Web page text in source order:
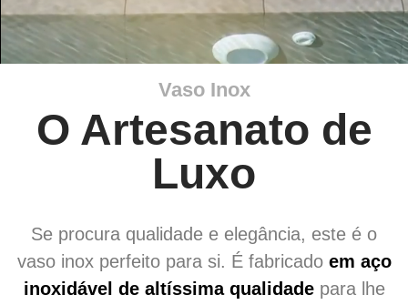
Vaso Inox
O Artesanato de
Luxo
Se procura qualidade e elegância, este é o
vaso inox perfeito para si. É fabricado em aço
inoxidável de altíssima qualidadepara lhe